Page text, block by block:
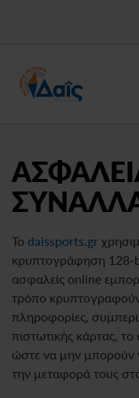
to
main
content
Το daissports.gr
κρυπτογράφηση 128-
ασφαλείς online
τρόπο
πληροφορίες,
πιστωτικής κάρτας,
ώστε να μην μπορούν
την μεταφορά τους